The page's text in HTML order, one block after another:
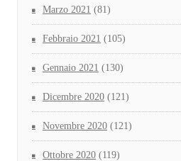
Marzo 2021 (81)
Febbraio 2021 (105)
Gennaio 2021 (130)
Dicembre 2020 (121)
Novembre 2020 (121)
Ottobre 2020 (119)